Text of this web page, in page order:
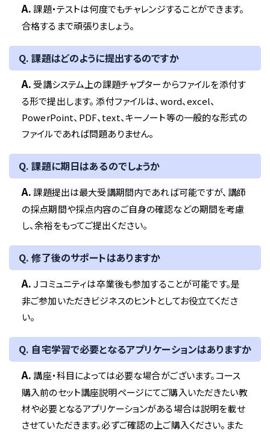
A.課題・テストは何度でもチャレンジすることができます。
合格するまで頑張りましょう。
Q. 課題はどのように提出するのですか
A. 受講システム上の課題チャプターからファイルを添付す
る形で提出します。 添付ファイルは、word、excel、
PowerPoint、PDF、text、キーノート等の一般的な形式の
ファイルであれば問題ありません。
Q. 課題に期日はあるのでしょうか
A.課題提出は最大受講期間内であれば可能ですが、講師
の採点期間や採点内容のご自身の確認などの期間を考慮
し、余裕をもってご提出ください。
Q. 修了後のサポートはありますか
A.Ｊコミュニティは卒業後も参加することが可能です。是
非ご参加いただきビジネスのヒントとしてお役立てくださ
い。
Q. 自宅学習で必要となるアプリケーションはありますか
A. 講座・科目によっては必要な場合がございます。コース
購入前のセット講座説明ページにてご購入いただきたい教
材や必要となるアプリケーションがある場合は説明を載せ
させていただきます。必ずご確認の上ご購入ください。また